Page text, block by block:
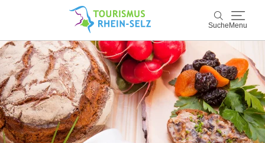
Suche Menu
Suche
Rhein-Selz
Entdecken & Erleben
Wein & Genuss